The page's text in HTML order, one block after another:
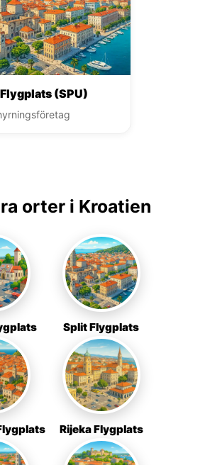
(SPU)
orter i Kroatien
Split Flygplats
Rijeka Flygplats